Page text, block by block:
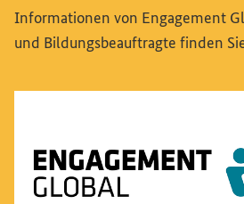
Informationen von Engagement
und Bildungsbeauftragte finden